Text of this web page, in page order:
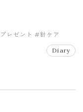
レゼント #針ケア
Diary